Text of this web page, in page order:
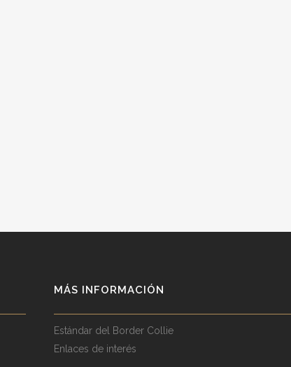
MÁS INFORMACIÓN
Estándar del Border Collie
Enlaces de interés